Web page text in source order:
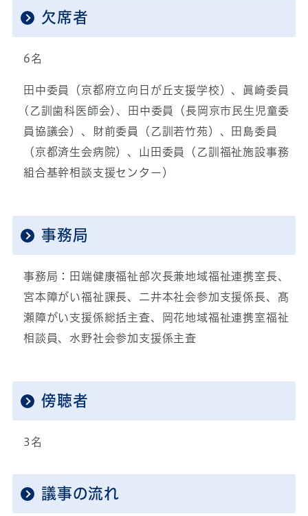
欠席者
6名
田中委員（京都府立向日が丘支援学校）、眞崎委員
(乙訓歯科医師会)、田中委員（長岡京市民生児童委
員協議会）、財前委員（乙訓若竹苑）、田島委員
（京都済生会病院）、山田委員（乙訓福祉施設事務
組合基幹相談支援センター）
事務局
事務局：田端健康福祉部次長兼地域福祉連携室長、
宮本障がい福祉課長、二井本社会参加支援係長、髙
瀬障がい支援係総括主査、岡花地域福祉連携室福祉
相談員、水野社会参加支援係主査
傍聴者
3名
議事の流れ